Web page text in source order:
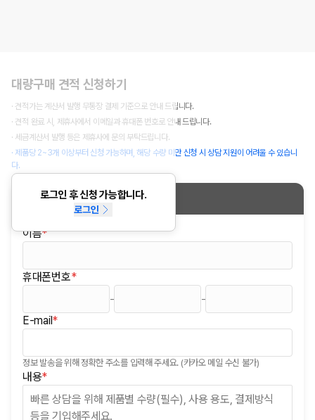
로그인 후 신청 가능합니다.
로그인
대량구매 견적 신청하기
· 견적가는 계산서 발행 무통장 결제 기준으로 안내 드립니다.
· 견적 완료 시, 제휴사에서 이메일과 휴대폰 번호로 안내 드립니다.
· 세금계산서 발행 등은 제휴사에 문의 부탁드립니다.
· 제품당 2~3개 이상부터 신청 가능하며, 해당 수량 미만 신청 시 상담 지원이 어려울 수 있습니
다.
신청정보
이름*
(필수)
휴대폰번호*
(필수)
- -
E-mail*
(필수)
정보 발송을 위해 정확한 주소를 입력해 주세요. (카카오 메일 수신 불가)
내용*(필수)